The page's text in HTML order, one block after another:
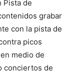
Pista de
grabar
con la pista de
picos
medio de
conciertos de